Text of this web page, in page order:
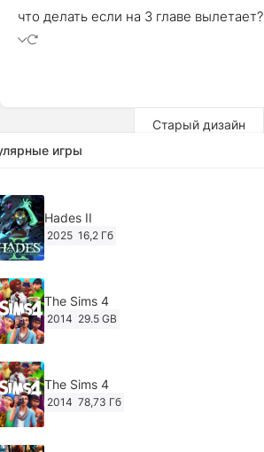
что делать если на 3 главе вылетает?
Старый дизайн
игры
Hades II
2025 16,2 Гб
The Sims 4
2014 29.5 GB
The Sims 4
2014 78,73 Гб